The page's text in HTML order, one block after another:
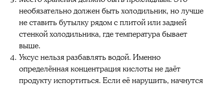
необязательно должен быть холодильник, но лучше
не ставить бутылку рядом с плитой или задней
стенкой холодильника, где температура бывает
выше.
Уксус нельзя разбавлять водой. Именно
определённая концентрация кислоты не даёт
продукту испортиться. Если её нарушить, начнутся